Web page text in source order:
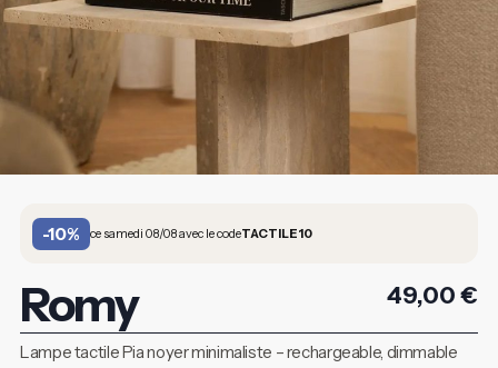
-10% ce samedi 08/08 avec le codeTACTILE10
Romy 49,00€
Lampe tactile Pia noyer minimaliste – rechargeable, dimmable